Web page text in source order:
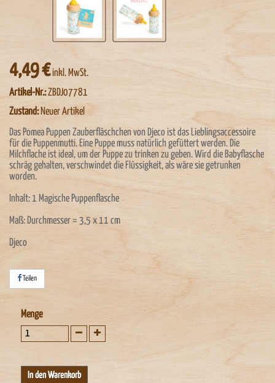
4,49 €inkl. MwSt.
Artikel-Nr.:ZBDJ07781
Zustand: Neuer Artikel
Das Pomea Puppen Zauberfläschchen von Djeco ist das Lieblingsaccessoire
für die Puppenmutti. Eine Puppe muss natürlich gefüttert werden. Die
Milchflache ist ideal, um der Puppe zu trinken zu geben. Wird die Babyflasche
schräg gehalten, verschwindet die Flüssigkeit, als wäre sie getrunken
worden.
Inhalt: 1 Magische Puppenflasche
Maß: Durchmesser = 3,5 x 11 cm
Djeco
Teilen
Menge